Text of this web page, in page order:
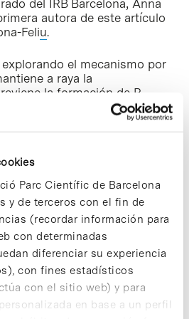
Parc Científic de Barcelona
y de terceros con el fin de
(recordar información para
con determinadas
diferenciar su experiencia
con fines estadísticos
con el sitio web) y para
en base a un perfil
del IRB Barcelona, ​​Anna
autora de este artículo
Feliu.
el mecanismo por
a raya la
la formación de R-
tiene en vías de
de la histona 1 en cáncer.
en células tumorales
estas células es fruto, en
de histona 1. «Pero hay
en las funciones de esta
proteínas colabora, saber
y para qué, y en qué
está involucrada»,
la web del
IRB Barcelona